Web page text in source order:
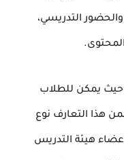
التدريسي،
حيث يمكن للطلاب
هذا التعارف نوع
هيئة التدريس